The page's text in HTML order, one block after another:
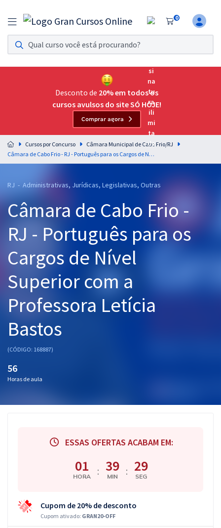
0
Assinatura Ilimitada 11
Acesso a todos os cursos. Teste grátis por 7 dias!
Assinatura OAB Até Passar
Acesso ilimitado a toda preparação para o Exame da
Residências Multiprofissionais
Preparação completa e intensiva para as principais
residências em saúde do Brasil
Cursos 20% OFF
Pós
Graduação
OAB
Mentorias
Questões grátis
Aprovados
Desconto de 20% em todos os
cursos avulsos do site SÓ HOJE!
Comprar agora
Cursos por Concurso
Câmara Municipal de Cabo Frio/RJ
Câmara de Cabo Frio - RJ - Português para os Cargos de Nível Superior com a Professora Letícia Bastos
RJ - Administrativas, Jurídicas, Legislativas, Outras
Câmara de Cabo Frio -
RJ - Português para os
Cargos de Nível
Superior com a
Professora Letícia
Bastos
(CÓDIGO: 168887)
56
Horas de aula
ESSAS OFERTAS ACABAM EM:
01
HORA : 39
MIN : 29
SEG
Cupom de 20% de desconto
Cupom ativado: GRAN20-OFF